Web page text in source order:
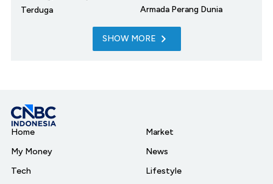
Terduga
Armada Perang Dunia
SHOW MORE
Home
My Money
Tech
Market
News
Lifestyle